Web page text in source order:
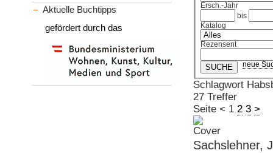
Ersch.-Jahr
bis
Katalog
Rezensent
neue
Schlagwort
27 Treffer
Seite < 1 2 3 >
Sachslehner,
Aktuelle Buchtipps
gefördert durch das